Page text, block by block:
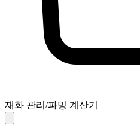
재화 관리/파밍 계산기